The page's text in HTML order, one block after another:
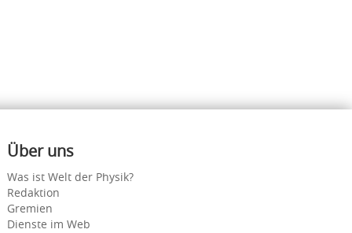
Über uns
Was ist Welt der Physik?
Redaktion
Gremien
Dienste im Web